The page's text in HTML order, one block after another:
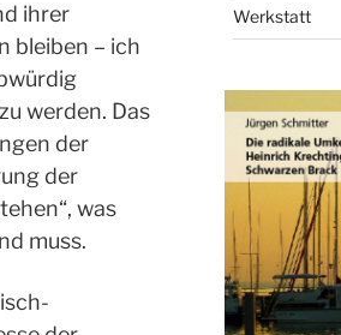
ihrer
bleiben – ich
werden. Das
der
der
was
muss.
Werkstatt